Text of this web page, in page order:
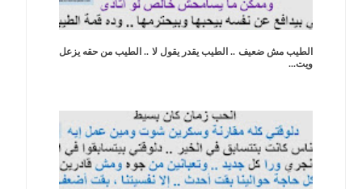
الطيب مش ضعيف .. الطيب يقدر يقول لا .. الطيب من حقه يزعل
ويت...